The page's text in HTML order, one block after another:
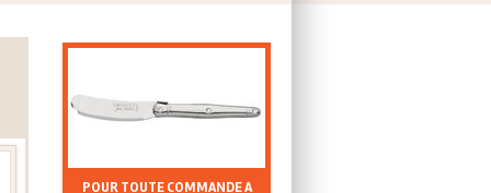
POUR TOUTE COMMANDE A